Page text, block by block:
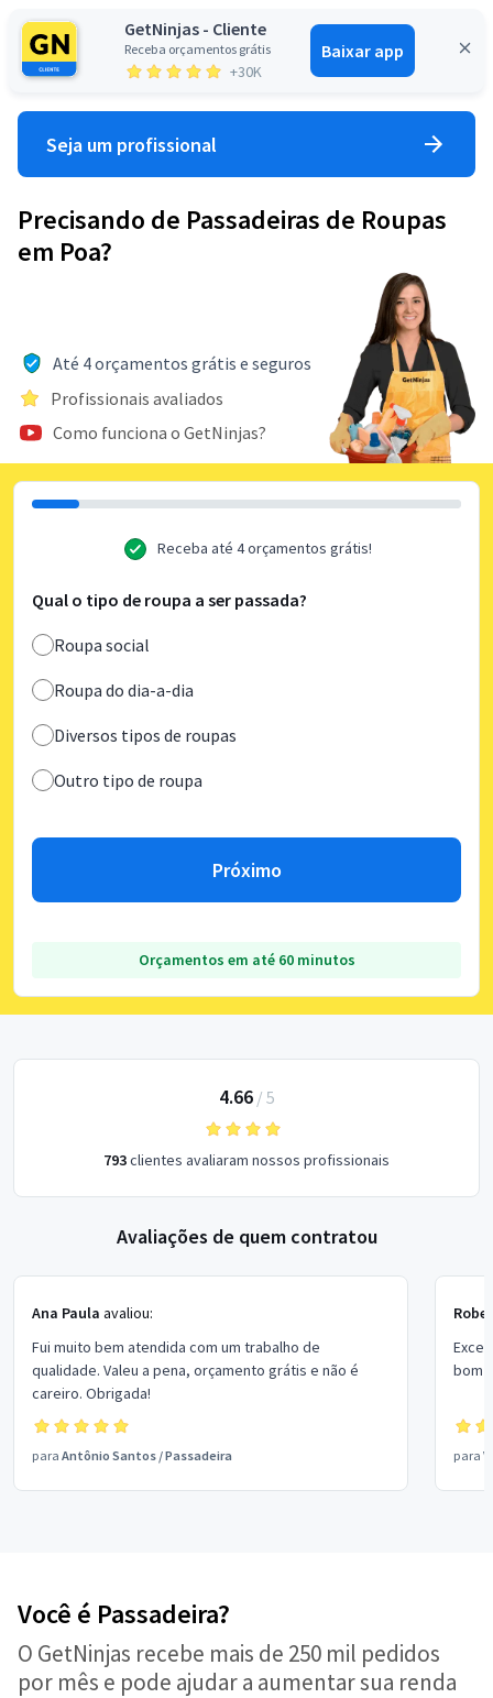
GetNinjas - Cliente
Receba orçamentos grátis
+30K
Baixar app
Entrar
Seja um profissional
Precisando de Passadeiras de Roupas
em Poa?
Até 4 orçamentos grátis e seguros
Profissionais avaliados
Como funciona o GetNinjas?
Receba até 4 orçamentos grátis!
Qual o tipo de roupa a ser passada?
Roupa social
Roupa do dia-a-dia
Diversos tipos de roupas
Outro tipo de roupa
Próximo
Orçamentos em até 60 minutos
4.66/ 5
793clientes avaliaram nossos profissionais
Avaliações de quem contratou
Ana Paula avaliou:
Fui muito bem atendida com um trabalho de
qualidade. Valeu a pena, orçamento grátis e não é
careiro. Obrigada!
para Antônio Santos /Passadeira
bom
para
Você é Passadeira?
O GetNinjas recebe mais de 250 mil pedidos
por mês e pode ajudar a aumentar sua renda